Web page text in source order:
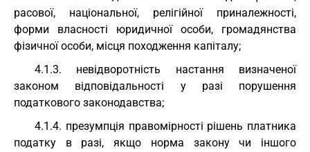
расової, національної, релігійної приналежності,
форми власності юридичної особи, громадянства
фізичної особи, місця походження капіталу;
4.1.3. невідворотність настання визначеної
законом відповідальності у разі порушення
податкового законодавства;
4.1.4. презумпція правомірності рішень платника
податку в разі, якщо норма закону чи іншого